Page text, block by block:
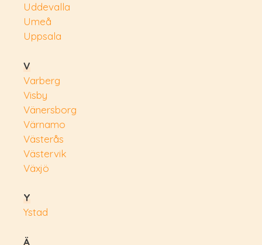
Uddevalla
Umeå
Uppsala
V
Varberg
Visby
Vänersborg
Värnamo
Västerås
Västervik
Växjö
Y
Ystad
Ä